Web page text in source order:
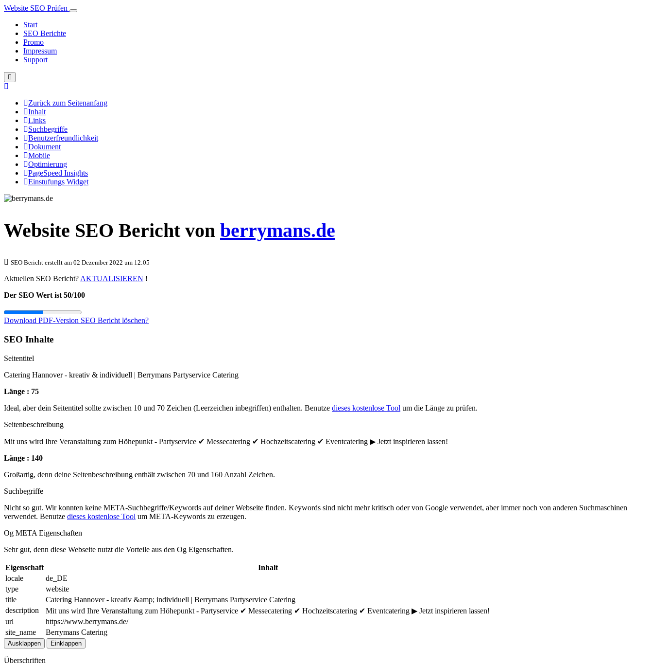
Website SEO Prüfen
Start
SEO Berichte
Promo
Impressum
Support
Zurück zum Seitenanfang
Inhalt
Links
Suchbegriffe
Benutzerfreundlichkeit
Dokument
Mobile
Optimierung
PageSpeed Insights
Einstufungs Widget
Website SEO Bericht von berrymans.de
SEO Bericht erstellt am 02 Dezember 2022 um 12:05
Aktuellen SEO Bericht? AKTUALISIEREN !
Der SEO Wert ist 50/100
Download PDF-Version SEO Bericht löschen?
SEO Inhalte
Seitentitel
Catering Hannover - kreativ & individuell | Berrymans Partyservice Catering
Länge : 75
Ideal, aber dein Seitentitel sollte zwischen 10 und 70 Zeichen (Leerzeichen inbegriffen) enthalten. Benutze dieses kostenlose Tool um die Länge zu prüfen.
Seitenbeschreibung
Mit uns wird Ihre Veranstaltung zum Höhepunkt - Partyservice ✔ Messecatering ✔ Hochzeitscatering ✔ Eventcatering ▶ Jetzt inspirieren lassen!
Länge : 140
Großartig, denn deine Seitenbeschreibung enthält zwischen 70 und 160 Anzahl Zeichen.
Suchbegriffe
Nicht so gut. Wir konnten keine META-Suchbegriffe/Keywords auf deiner Webseite finden. Keywords sind nicht mehr kritisch oder von Google verwendet, aber immer noch von anderen Suchmaschinen
verwendet. Benutze dieses kostenlose Tool um META-Keywords zu erzeugen.
Og META Eigenschaften
Sehr gut, denn diese Webseite nutzt die Vorteile aus den Og Eigenschaften.
Eigenschaft
Inhalt
locale
de_DE
type
website
title
Catering Hannover - kreativ &amp; individuell | Berrymans Partyservice Catering
description
Mit uns wird Ihre Veranstaltung zum Höhepunkt - Partyservice ✔ Messecatering ✔ Hochzeitscatering ✔ Eventcatering ▶ Jetzt inspirieren lassen!
url
https://www.berrymans.de/
site_name
Berrymans Catering
Ausklappen Einklappen
Überschriften